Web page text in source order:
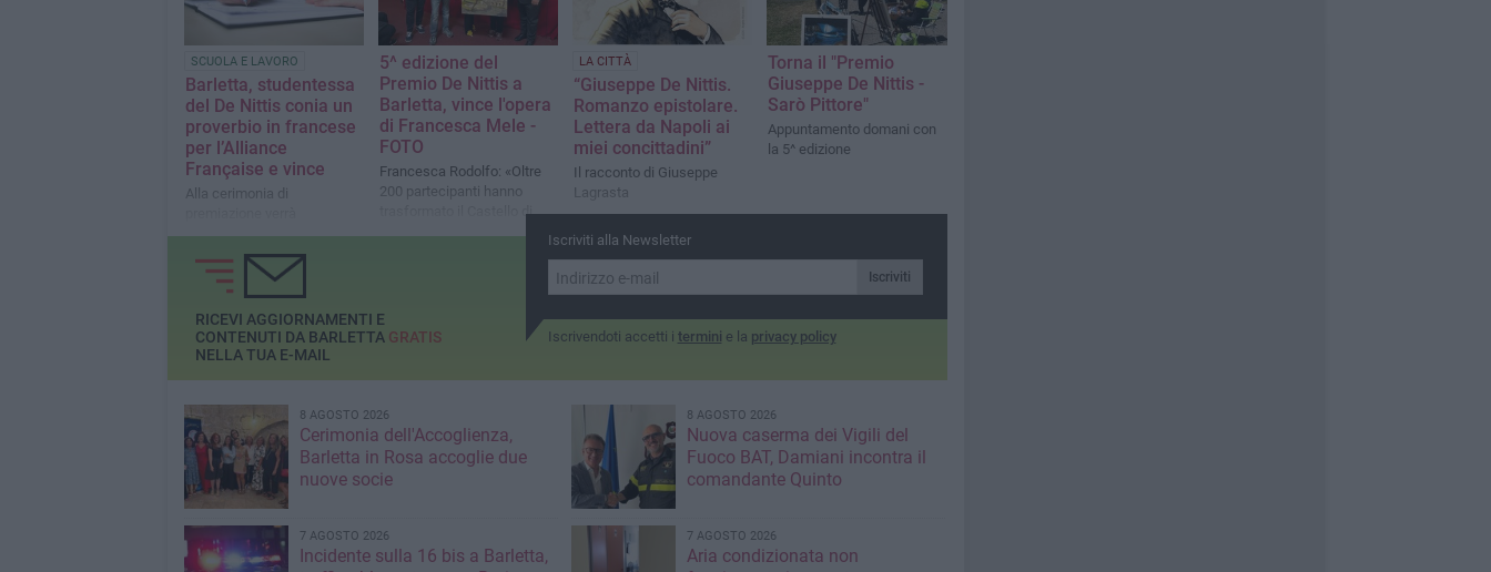
viaggio nell'arte del De
Nittis"
SCUOLA E LAVORO
Barletta, studentessa
del De Nittis conia un
proverbio in francese
per l’Alliance
Française e vince
Alla cerimonia di
consegnata una copia del
dizionario “Le petit Robert” a
Ester Lanciano
5^ edizione del
Premio De Nittis a
Barletta, vince l'opera
di Francesca Mele -
FOTO
Francesca Rodolfo: «Oltre
200 partecipanti hanno
trasformato il Castello di
LA CITTÀ
“Giuseppe De Nittis.
Romanzo epistolare.
Lettera da Napoli ai
miei concittadini”
Il racconto di Giuseppe
Lagrasta
Torna il "Premio
Giuseppe De Nittis -
Sarò Pittore"
Appuntamento domani con
la 5^ edizione
Iscriviti alla Newsletter
Iscriviti
Iscrivendoti accetti i termini e la privacy policy
RICEVI AGGIORNAMENTI E
CONTENUTI DA BARLETTA GRATIS
NELLA TUA E-MAIL
8 AGOSTO 2026
Cerimonia dell'Accoglienza,
Barletta in Rosa accoglie due
nuove socie
8 AGOSTO 2026
Nuova caserma dei Vigili del
Fuoco BAT, Damiani incontra il
comandante Quinto
7 AGOSTO 2026
Incidente sulla 16 bis a Barletta,
7 AGOSTO 2026
Aria condizionata non